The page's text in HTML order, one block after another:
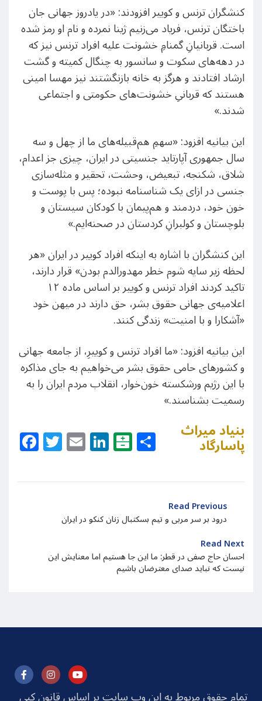
کنشگران ترنس و کوییر افزودند: «در یادروز جهانی جان
باختگان ترنس، فریاد می‌زنیم ژینا نمرده و نام او رمز شده
است. قربانیانِ گمنامِ خشونت علیه افراد ترنس نیز که
در دهه‌های سکوت و سانسور به چنگال کمیته و گشت
ارشاد افتادند و هرگز به خانه بازنگشتند نیز مهسا امینی
هستند که قربانیِ خشونت‌های حکومتی و اجتماعی
شدند.»
این بیانیه افزود: «سهمِ هم‌قبیله‌های ما از چهل و سه‌
سال جمهوری آپارتاید جنسیتی در ایران، چیزی جز اعدام،
شلاق، شکنجه، تبعیض، وحشت، تحقیر و مثله‌سازی
جنسی در ازای یک شناسنامه نبوده؛ پس با پوست و
خون خود، دردمند و هم‌پیمان با کودکان سیستان و
بلوچستان و کولبرانِ کردستان در صحنه‌ایم.»
این کنشگران با اشاره به اینکه افراد کوییر در ایران «هر
لحظه زیر سایه شوم خطر مهدورالدم بودن» قرار دارند،
تاکید کردند افراد ترنس و کوییر بر اساس ماده‌ ۱۲
اعلامیه‌ی جهانی حقوق بشر، حق دارند در میهن خود
«آشکارا و با امنیت» زندگی کنند.
این بیانیه افزود: «ما افراد ترنس و کوییرِ، از جامعه جهانی
و کشورهای حامی حقوق بشر می‌خواهیم به جای مذاکره
با این رژیم ورشکسته‌ خون‌خوار، انقلاب مردم ایران را به
رسمیت بشناسند.»
Facebook
Twitter
EmailLinkedIn
Balatarin
Share
بنیاد میراث
پاسارگاد
Read Previous
درود بر سر مربی و تیم بسکتبال زنان کنکو در ایران
Read Next
احسان حاج صفی در قطر: ما این جا هستیم اما معنایش این
نیست که نباید صدای معترضان باشیم